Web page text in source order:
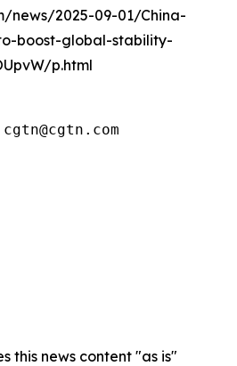
news/2025-09-01/China-
boost-global-stability-
p.html
this news content "as is"